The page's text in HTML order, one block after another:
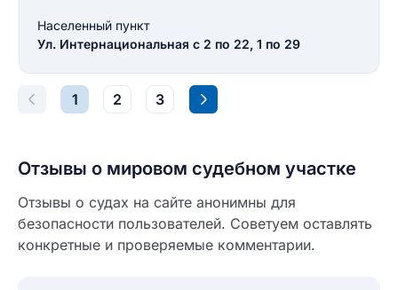
Населенный пункт
Ул. Интернациональная с 2 по 22, 1 по 29
1 2 3
Отзывы о мировом судебном участке
Отзывы о судах на сайте анонимны для
безопасности пользователей. Советуем оставлять
конкретные и проверяемые комментарии.
Текст отзыва
Как вы оцените судебный участок?
разрешить публикацию отзыва
Ответ на отзыв
разрешить публикацию отзыва
НАЙТИ МЕНЯ
СОХРАНИТЬ